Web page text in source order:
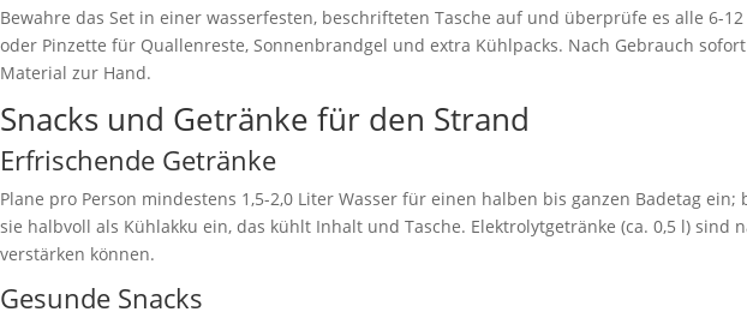
Bewahre das Set in einer wasserfesten, beschrifteten Tasche auf und überprüfe es alle 6-
oder Pinzette für Quallenreste, Sonnenbrandgel und extra Kühlpacks. Nach Gebrauch
Material zur Hand.
Snacks und Getränke für den Strand
Erfrischende Getränke
Plane pro Person mindestens 1,5-2,0 Liter Wasser für einen halben bis ganzen Badetag
sie halbvoll als Kühlakku ein, das kühlt Inhalt und Tasche. Elektrolytgetränke (ca. 0,5 l)
verstärken können.
Gesunde Snacks